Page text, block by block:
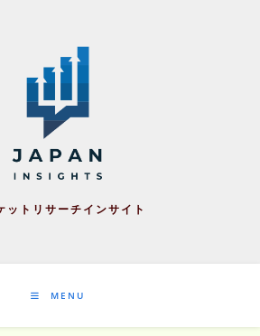
ットリサーチインサイト
MENU